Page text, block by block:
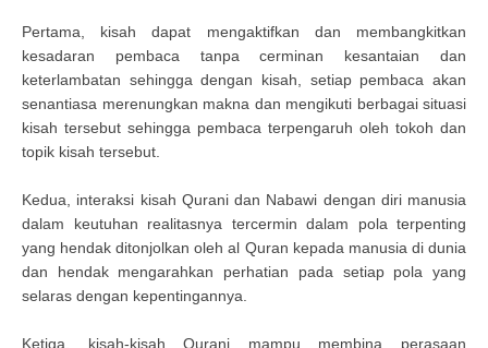
Pertama, kisah dapat mengaktifkan dan membangkitkan
kesadaran pembaca tanpa cerminan kesantaian dan
keterlambatan sehingga dengan kisah, setiap pembaca akan
senantiasa merenungkan makna dan mengikuti berbagai situasi
kisah tersebut sehingga pembaca terpengaruh oleh tokoh dan
topik kisah tersebut.
Kedua, interaksi kisah Qurani dan Nabawi dengan diri manusia
dalam keutuhan realitasnya tercermin dalam pola terpenting
yang hendak ditonjolkan oleh al Quran kepada manusia di dunia
dan hendak mengarahkan perhatian pada setiap pola yang
selaras dengan kepentingannya.
Ketiga, kisah-kisah Qurani mampu membina perasaan